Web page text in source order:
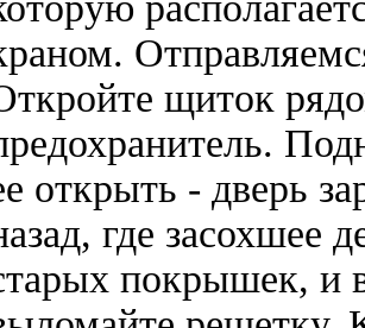
щиток
открыть - дверь
где засохшее
покрышек, и